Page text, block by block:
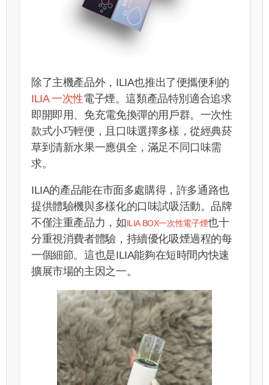
除了主機產品外，ILIA也推出了便攜便利的
ILIA 一次性電子煙。這類產品特別適合追求
即開即用、免充電免換彈的用戶群。一次性
款式小巧輕便，且口味選擇多樣，從經典菸
草到清新水果一應俱全，滿足不同口味需
求。
ILIA的產品能在市面多處購得，許多通路也
提供體驗機與多樣化的口味試吸活動。品牌
不僅注重產品力， 如ILIA BOX一次性電子煙也十
分重視消費者體驗，持續優化吸煙過程的每
一個細節。這也是ILIA能夠在短時間內快速
擴展市場的主因之一。